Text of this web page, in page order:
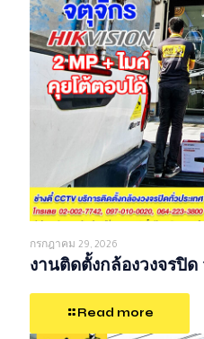
กรกฎาคม 29, 2026
งานติดตั้งกล้องวงจรปิด
Read more